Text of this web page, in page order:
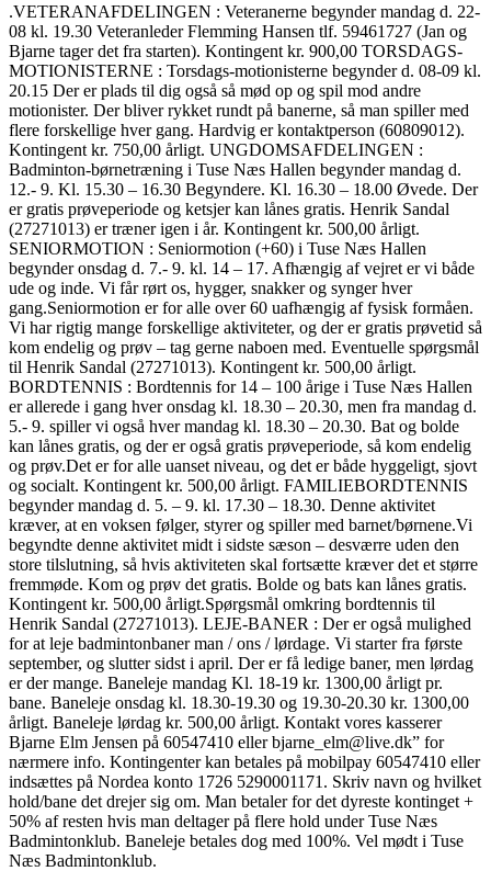
.VETERANAFDELINGEN : Veteranerne begynder mandag d. 22-
08 kl. 19.30 Veteranleder Flemming Hansen tlf. 59461727 (Jan og
Bjarne tager det fra starten). Kontingent kr. 900,00 TORSDAGS-
MOTIONISTERNE : Torsdags-motionisterne begynder d. 08-09 kl.
20.15 Der er plads til dig også så mød op og spil mod andre
motionister. Der bliver rykket rundt på banerne, så man spiller med
flere forskellige hver gang. Hardvig er kontaktperson (60809012).
Kontingent kr. 750,00 årligt. UNGDOMSAFDELINGEN :
Badminton-børnetræning i Tuse Næs Hallen begynder mandag d.
12.- 9. Kl. 15.30 – 16.30 Begyndere. Kl. 16.30 – 18.00 Øvede. Der
er gratis prøveperiode og ketsjer kan lånes gratis. Henrik Sandal
(27271013) er træner igen i år. Kontingent kr. 500,00 årligt.
SENIORMOTION : Seniormotion (+60) i Tuse Næs Hallen
begynder onsdag d. 7.- 9. kl. 14 – 17. Afhængig af vejret er vi både
ude og inde. Vi får rørt os, hygger, snakker og synger hver
gang.Seniormotion er for alle over 60 uafhængig af fysisk formåen.
Vi har rigtig mange forskellige aktiviteter, og der er gratis prøvetid så
kom endelig og prøv – tag gerne naboen med. Eventuelle spørgsmål
til Henrik Sandal (27271013). Kontingent kr. 500,00 årligt.
BORDTENNIS : Bordtennis for 14 – 100 årige i Tuse Næs Hallen
er allerede i gang hver onsdag kl. 18.30 – 20.30, men fra mandag d.
5.- 9. spiller vi også hver mandag kl. 18.30 – 20.30. Bat og bolde
kan lånes gratis, og der er også gratis prøveperiode, så kom endelig
og prøv.Det er for alle uanset niveau, og det er både hyggeligt, sjovt
og socialt. Kontingent kr. 500,00 årligt. FAMILIEBORDTENNIS
begynder mandag d. 5. – 9. kl. 17.30 – 18.30. Denne aktivitet
kræver, at en voksen følger, styrer og spiller med barnet/børnene.Vi
begyndte denne aktivitet midt i sidste sæson – desværre uden den
store tilslutning, så hvis aktiviteten skal fortsætte kræver det et større
fremmøde. Kom og prøv det gratis. Bolde og bats kan lånes gratis.
Kontingent kr. 500,00 årligt.Spørgsmål omkring bordtennis til
Henrik Sandal (27271013). LEJE-BANER : Der er også mulighed
for at leje badmintonbaner man / ons / lørdage. Vi starter fra første
september, og slutter sidst i april. Der er få ledige baner, men lørdag
er der mange. Baneleje mandag Kl. 18-19 kr. 1300,00 årligt pr.
bane. Baneleje onsdag kl. 18.30-19.30 og 19.30-20.30 kr. 1300,00
årligt. Baneleje lørdag kr. 500,00 årligt. Kontakt vores kasserer
Bjarne Elm Jensen på 60547410 eller bjarne_elm@live.dk” for
nærmere info. Kontingenter kan betales på mobilpay 60547410 eller
indsættes på Nordea konto 1726 5290001171. Skriv navn og hvilket
hold/bane det drejer sig om. Man betaler for det dyreste kontinget +
50% af resten hvis man deltager på flere hold under Tuse Næs
Badmintonklub. Baneleje betales dog med 100%. Vel mødt i Tuse
Næs Badmintonklub.